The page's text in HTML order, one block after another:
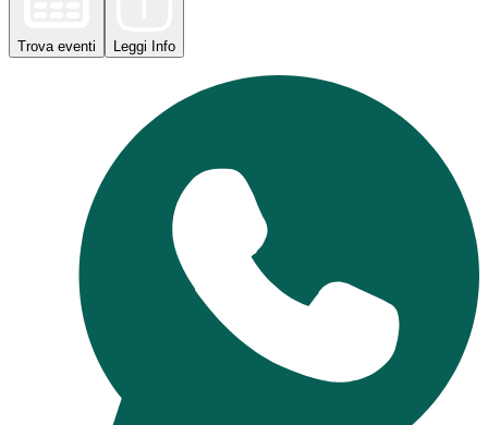
Trova eventi Leggi Info